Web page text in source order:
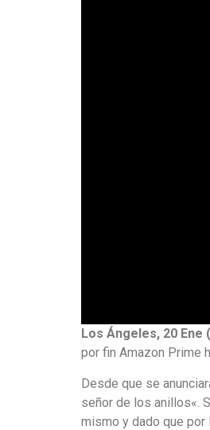
Los Ángeles, 20
por fin Amazon Prime
Desde que se
señor de los anillos«.
mismo y dado que por